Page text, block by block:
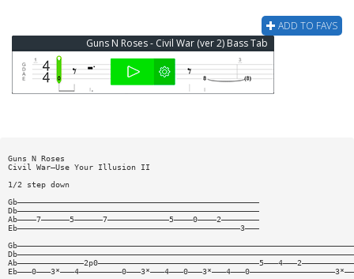
ADD TO FAVS
Guns N Roses - Civil War (ver 2) Bass Tab
Guns N Roses
Civil War—Use Your Illusion II
1/2 step down
Gb———————————————————————————————————————————————————
Db———————————————————————————————————————————————————
Ab————7——————5——————7—————————————5————0————2————————
Eb———————————————————————————————————————————————3———